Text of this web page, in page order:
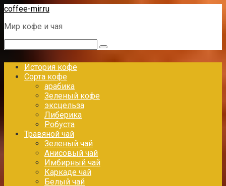
Перейти
контенту
coffee-mir.ru
Мир кофе и чая
История кофе
Сорта кофе
арабика
Зеленый кофе
эксцельза
Либерика
Робуста
Травяной чай
Зеленый чай
Анисовый чай
Имбирный чай
Каркаде чай
Белый чай